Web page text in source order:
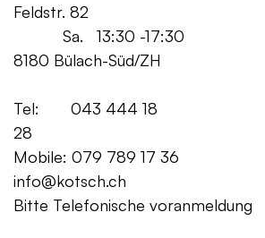
Sa. 13:30 -17:30
8180 Bülach-
Tel: 043 444 18
28
Mobile: 079 789 17 36
info@kotsch.ch
Bitte Telefonische voranmeldung